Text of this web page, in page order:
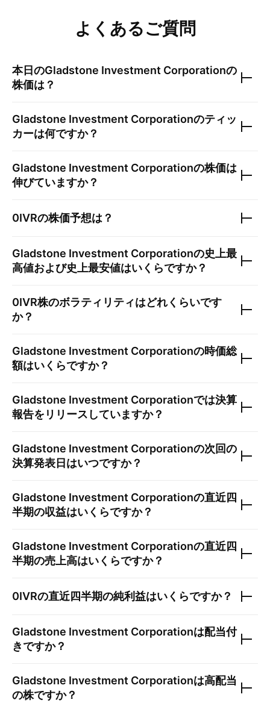
よくあるご質問
本日のGladstone Investment Corporationの
株価は？
Gladstone Investment Corporationのティッ
カーは何ですか？
Gladstone Investment Corporationの株価は
伸びていますか？
0IVRの株価予想は？
Gladstone Investment Corporationの史上最
高値および史上最安値はいくらですか？
0IVR株のボラティリティはどれくらいです
か？
Gladstone Investment Corporationの時価総
額はいくらですか？
Gladstone Investment Corporationでは決算
報告をリリースしていますか？
Gladstone Investment Corporationの次回の
決算発表日はいつですか？
Gladstone Investment Corporationの直近四
半期の収益はいくらですか？
Gladstone Investment Corporationの直近四
半期の売上高はいくらですか？
0IVRの直近四半期の純利益はいくらですか？
Gladstone Investment Corporationは配当付
きですか？
Gladstone Investment Corporationは高配当
の株ですか？